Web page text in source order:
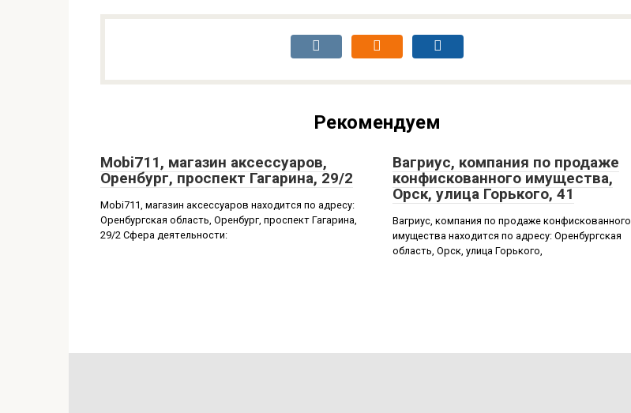
Рекомендуем
Mobi711, магазин аксессуаров,
Оренбург, проспект Гагарина, 29/2
Mobi711, магазин аксессуаров находится по адресу:
Оренбургская область, Оренбург, проспект Гагарина,
29/2 Сфера деятельности:
Вагриус, компания по продаже
конфискованного имущества,
Орск, улица Горького, 41
Вагриус, компания по продаже конфискованного
имущества находится по адресу: Оренбургская
область, Орск, улица Горького,